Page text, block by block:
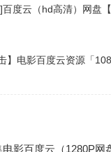
度云（hd高清）网盘
】电影百度云资源「
电影百度云（1280P